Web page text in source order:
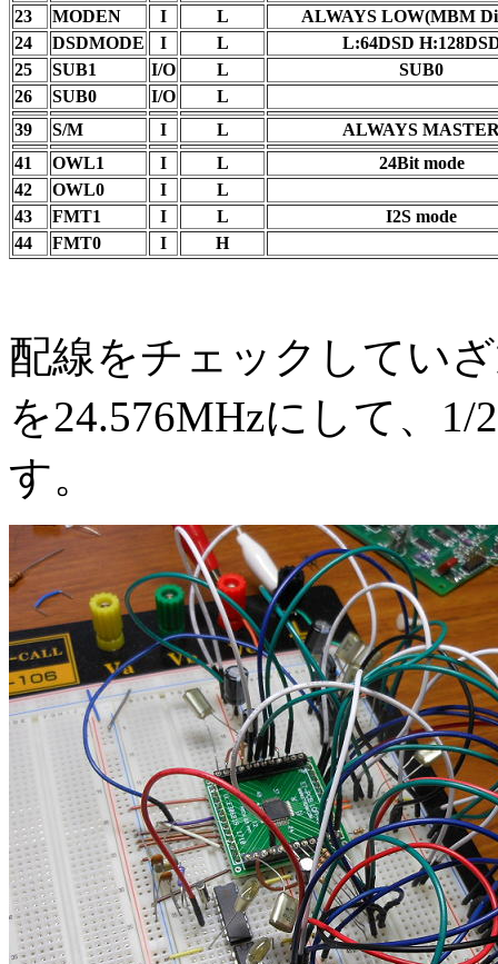
23
MODEN I L
ALWAYS LOW(MBM
24
DSDMODE I L
L:64DSD
25
SUB1 I/O L
SUB0
26
SUB0 I/O
L
39
S/M I L
ALWAYS
41
OWL1 I L
24Bit mode
42
OWL0 I
L
43
FMT1 I L
I2S mode
44
FMT0 I H
配線をチェックしてい
を24.576MHzにして、
す。